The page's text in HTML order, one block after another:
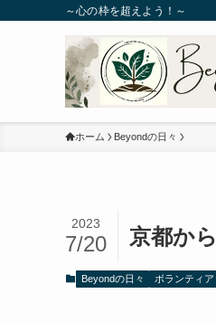
～心の枠を超えよう！～
ホーム Beyondの日々
京都か
2023
7/20
Beyondの日々 ボランティア